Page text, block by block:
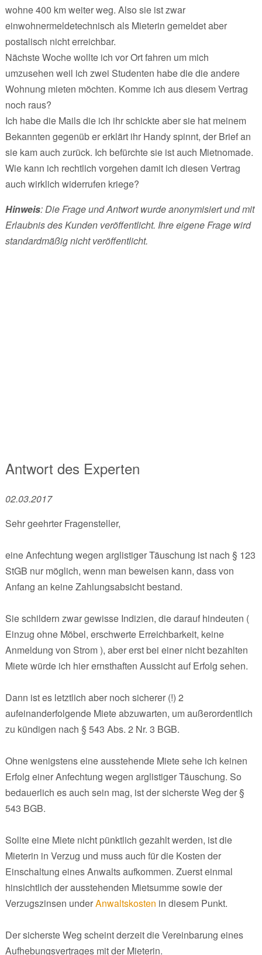
wohne 400 km weiter weg. Also sie ist zwar
einwohnermeldetechnisch als Mieterin gemeldet aber
postalisch nicht erreichbar.
Nächste Woche wollte ich vor Ort fahren um mich
umzusehen weil ich zwei Studenten habe die die andere
Wohnung mieten möchten. Komme ich aus diesem Vertrag
noch raus?
Ich habe die Mails die ich ihr schickte aber sie hat meinem
Bekannten gegenüb er erklärt ihr Handy spinnt, der Brief an
sie kam auch zurück. Ich befürchte sie ist auch Mietnomade.
Wie kann ich rechtlich vorgehen damit ich diesen Vertrag
auch wirklich widerrufen kriege?
Hinweis: Die Frage und Antwort wurde anonymisiert und mit
Erlaubnis des Kunden veröffentlicht. Ihre eigene Frage wird
standardmäßig nicht veröffentlicht.
Antwort des Experten
02.03.2017
Sehr geehrter Fragensteller,
eine Anfechtung wegen arglistiger Täuschung ist nach § 123
StGB nur möglich, wenn man beweisen kann, dass von
Anfang an keine Zahlungsabsicht bestand.
Sie schildern zwar gewisse Indizien, die darauf hindeuten (
Einzug ohne Möbel, erschwerte Erreichbarkeit, keine
Anmeldung von Strom ), aber erst bei einer nicht bezahlten
Miete würde ich hier ernsthaften Aussicht auf Erfolg sehen.
Dann ist es letztlich aber noch sicherer (!) 2
aufeinanderfolgende Miete abzuwarten, um außerordentlich
zu kündigen nach § 543 Abs. 2 Nr. 3 BGB.
Ohne wenigstens eine ausstehende Miete sehe ich keinen
Erfolg einer Anfechtung wegen arglistiger Täuschung. So
bedauerlich es auch sein mag, ist der sicherste Weg der §
543 BGB.
Sollte eine Miete nicht pünktlich gezahlt werden, ist die
Mieterin in Verzug und muss auch für die Kosten der
Einschaltung eines Anwalts aufkommen. Zuerst einmal
hinsichtlich der ausstehenden Mietsumme sowie der
Verzugszinsen underAnwaltskosten in diesem Punkt.
Der sicherste Weg scheint derzeit die Vereinbarung eines
Aufhebungsvertrages mit der Mieterin.